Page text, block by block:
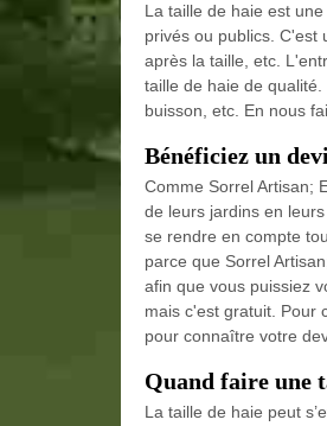
La taille de haie est
privés ou publics. C'est
après la taille, etc.
taille de haie de
buisson, etc. En nous
Bénéficiez un
Comme Sorrel Artisan;
de leurs jardins en
se rendre en compte
parce que Sorrel
afin que vous puissiez
mais c'est gratuit. Pour
pour connaître votre
Quand faire une
La taille de haie peut